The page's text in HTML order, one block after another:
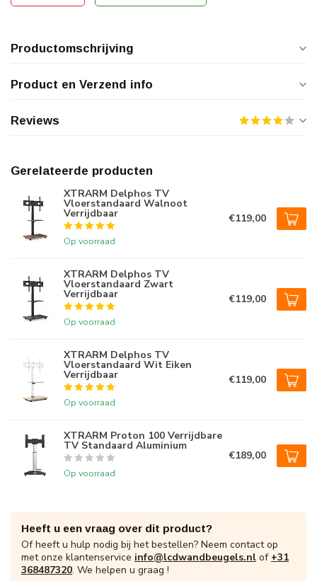
Productomschrijving
Product en Verzend info
Reviews
Gerelateerde producten
XTRARM Delphos TV
Vloerstandaard Walnoot
Verrijdbaar
Op voorraad
€119,00
XTRARM Delphos TV
Vloerstandaard Zwart
Verrijdbaar
Op voorraad
€119,00
XTRARM Delphos TV
Vloerstandaard Wit Eiken
Verrijdbaar
Op voorraad
€119,00
XTRARM Proton 100 Verrijdbare
TV Standaard Aluminium
Op voorraad
€189,00
Heeft u een vraag over dit product?
Of heeft u hulp nodig bij het bestellen? Neem contact op
met onze klantenservice info@lcdwandbeugels.nl of +31
368487320. We helpen u graag !